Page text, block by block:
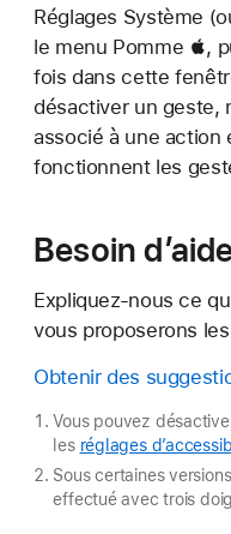
Réglages Système
le menu Pomme ,
fois dans cette
désactiver un geste,
associé à une
fonctionnent les
Besoin
Expliquez-nous ce
vous proposerons
Obtenir des
Vous pouvez
les réglages
Sous certaines
effectué avec trois